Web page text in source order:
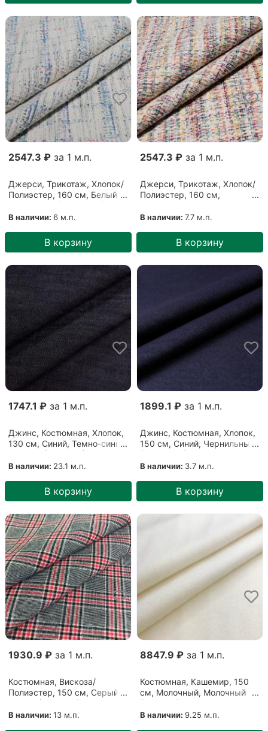
2547.3 ₽ за 1 м.п.
Джерси, Трикотаж, Хлопок/
Полиэстер, 160 см, Белый,
Бело-синий (28052108)
В наличии: 6 м.п.
В корзину
2547.3 ₽ за 1 м.п.
Джерси, Трикотаж, Хлопок/
Полиэстер, 160 см,
(28052106)
В наличии: 7.7 м.п.
В корзину
1747.1 ₽ за 1 м.п.
Джинс, Костюмная, Хлопок,
130 см, Синий, Темно-синий
меланж (2809202)
В наличии: 23.1 м.п.
В корзину
1899.1 ₽ за 1 м.п.
Джинс, Костюмная, Хлопок,
150 см, Синий, Чернильный
(05082104)
В наличии: 3.7 м.п.
В корзину
1930.9 ₽ за 1 м.п.
Костюмная, Вискоза/
Полиэстер, 150 см, Серый,
Серый (1609205)
В наличии: 13 м.п.
8847.9 ₽ за 1 м.п.
Костюмная, Кашемир, 150
см, Молочный, Молочный
(2310201)
В наличии: 9.25 м.п.